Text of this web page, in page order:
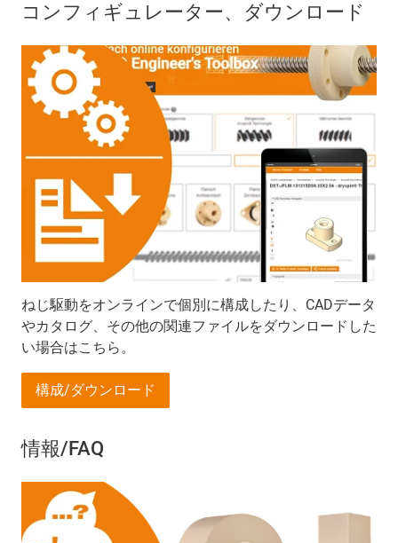
コンフィギュレーター、ダウンロード
ねじ駆動をオンラインで個別に構成したり、CADデータ
やカタログ、その他の関連ファイルをダウンロードした
い場合はこちら。
構成/ダウンロード
情報/FAQ